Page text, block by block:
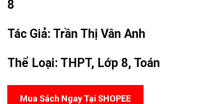
8
Tác Giả: Trần Thị Vân Anh
Thể Loại: THPT, Lớp 8, Toán
Mua Sách Ngay Tại SHOPEE